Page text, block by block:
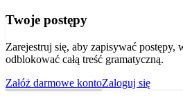
Twoje postępy
Zarejestruj się, aby zapisywać
odblokować całą treść gramatyczną.
Załóż darmowe kontoZaloguj się